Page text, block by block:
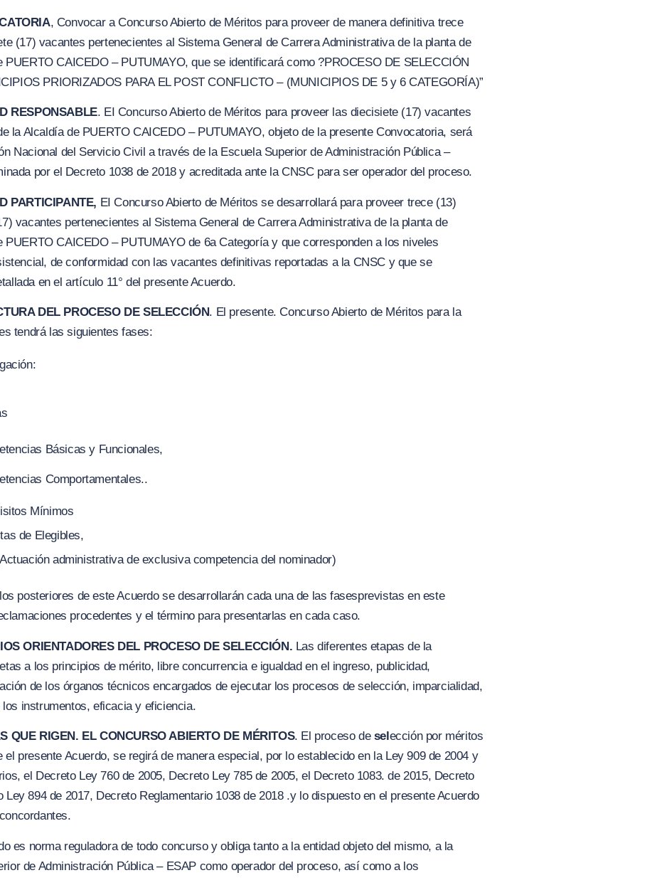
ATORIA, Convocar a Concurso Abierto de Méritos para proveer de manera definitiva trece
(17) vacantes pertenecientes al Sistema General de Carrera Administrativa de la planta de
PUERTO CAICEDO – PUTUMAYO, que se identificará como ?PROCESO DE SELECCIÓN
PRIORIZADOS PARA EL POST CONFLICTO – (MUNICIPIOS DE 5y 6CATEGORÍA)”
RESPONSABLE. EI Concurso Abierto de Méritos para proveer las diecisiete (17) vacantes
la Alcaldía de PUERTO CAICEDO – PUTUMAYO, objeto de la presente Convocatoria, será
Nacional del Servicio Civil a través de la Escuela Superior de Administración Pública –
por el Decreto 1038 de 2018 y acreditada ante la CNSC para ser operador del proceso.
PARTICIPANTE, EI Concurso Abierto de Méritos se desarrollará para proveer trece (13)
7) vacantes pertenecientes al Sistema General de Carrera Administrativa de la planta de
PUERTO CAICEDO – PUTUMAYO de 6a Categoría y que corresponden a los niveles
de conformidad con las vacantes definitivas reportadas a la CNSC y que se
en el artículo 11° del presente Acuerdo.
DEL PROCESO DE SELECCIÓN. El presente. Concurso Abierto de Méritos para la
tendrá las siguientes fases:
Básicas y Funcionales,
Comportamentales..
Mínimos
de Elegibles,
Actuación administrativa de exclusiva competencia del nominador)
posteriores de este Acuerdo se desarrollarán cada una de las fasesprevistas en este
procedentes y el término para presentarlas en cada caso.
ORIENTADORES DEL PROCESO DE SELECCIÓN. Las diferentes etapas de la
a los principios de mérito, libre concurrencia e igualdad en el ingreso, publicidad,
de los órganos técnicos encargados de ejecutar los procesos de selección, imparcialidad,
instrumentos, eficacia y eficiencia.
QUE RIGEN. EL CONCURSO ABIERTO DE MÉRITOS. El proceso de sel ección por méritos
el presente Acuerdo, se regirá de manera especial, por lo establecido en la Ley 909 de 2004 y
el Decreto Ley 760 de 2005, Decreto Ley 785 de 2005, el Decreto 1083. de 2015, Decreto
Ley 894 de 2017, Decreto Reglamentario 1038 de 2018 .y lo dispuesto en el presente Acuerdo
es norma reguladora de todo concurso y obliga tanto a la entidad objeto del mismo, a la
de Administración Pública – ESAP como operador del proceso, así como a los